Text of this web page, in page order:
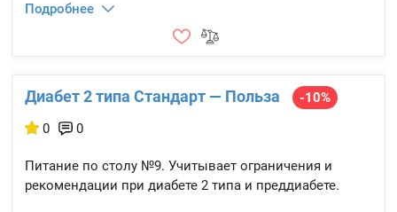
Подробнее
Диабет 2 типа Стандарт — Польза
-10%
0
0
Питание по столу №9. Учитывает ограничения и
рекомендации при диабете 2 типа и преддиабете.